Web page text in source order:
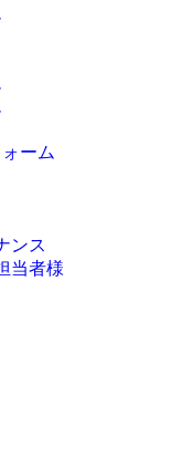
ーム
ンス
当者様